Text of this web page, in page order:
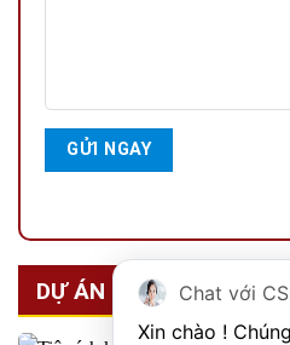
DỰ ÁN NỔI BẬTChat với
Xin chào !